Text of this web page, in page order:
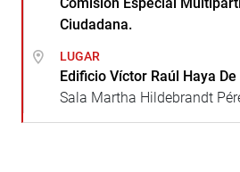
Ciudadana.
LUGAR
Edificio Víctor Raúl Haya
Sala Martha Hildebrandt